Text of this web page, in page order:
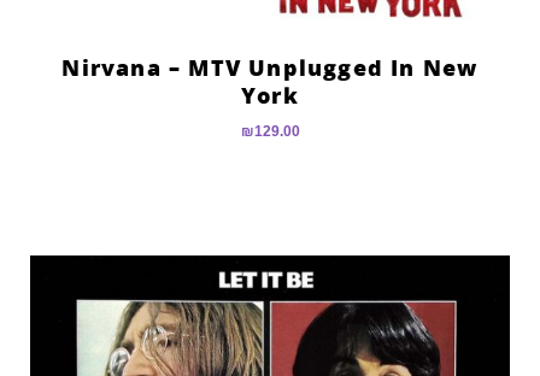
Nirvana – MTV Unplugged In New
York
₪129.00